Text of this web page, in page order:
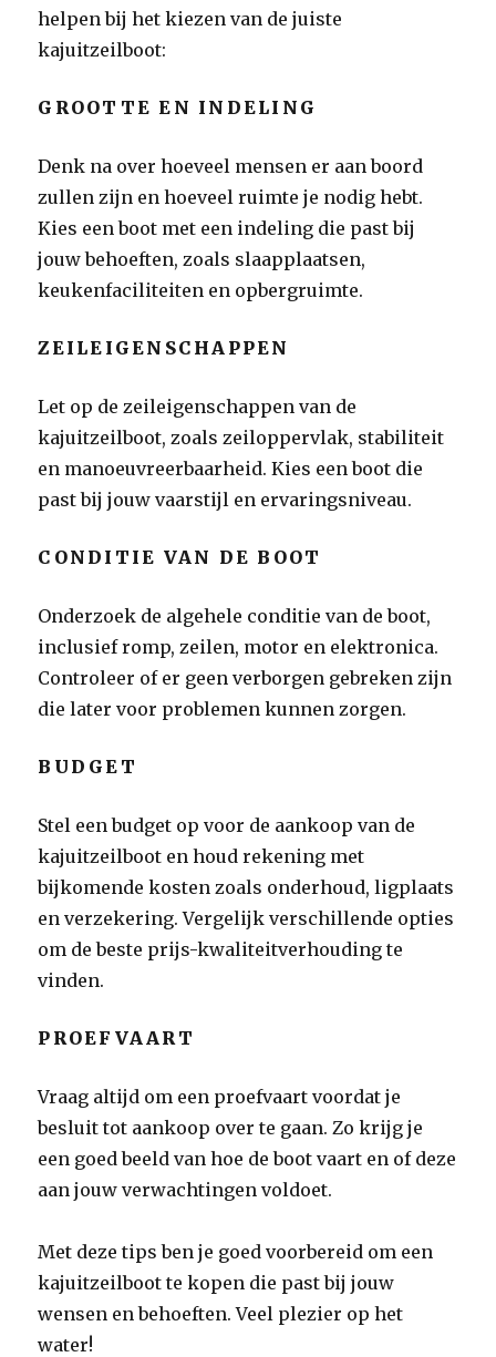
helpen bij het kiezen van de juiste
kajuitzeilboot:
GROOTTE EN INDELING
Denk na over hoeveel mensen er aan boord
zullen zijn en hoeveel ruimte je nodig hebt.
Kies een boot met een indeling die past bij
jouw behoeften, zoals slaapplaatsen,
keukenfaciliteiten en opbergruimte.
ZEILEIGENSCHAPPEN
Let op de zeileigenschappen van de
kajuitzeilboot, zoals zeiloppervlak, stabiliteit
en manoeuvreerbaarheid. Kies een boot die
past bij jouw vaarstijl en ervaringsniveau.
CONDITIE VAN DE BOOT
Onderzoek de algehele conditie van de boot,
inclusief romp, zeilen, motor en elektronica.
Controleer of er geen verborgen gebreken zijn
die later voor problemen kunnen zorgen.
BUDGET
Stel een budget op voor de aankoop van de
kajuitzeilboot en houd rekening met
bijkomende kosten zoals onderhoud, ligplaats
en verzekering. Vergelijk verschillende opties
om de beste prijs-kwaliteitverhouding te
vinden.
PROEFVAART
Vraag altijd om een proefvaart voordat je
besluit tot aankoop over te gaan. Zo krijg je
een goed beeld van hoe de boot vaart en of deze
aan jouw verwachtingen voldoet.
Met deze tips ben je goed voorbereid om een
kajuitzeilboot te kopen die past bij jouw
wensen en behoeften. Veel plezier op het
water!